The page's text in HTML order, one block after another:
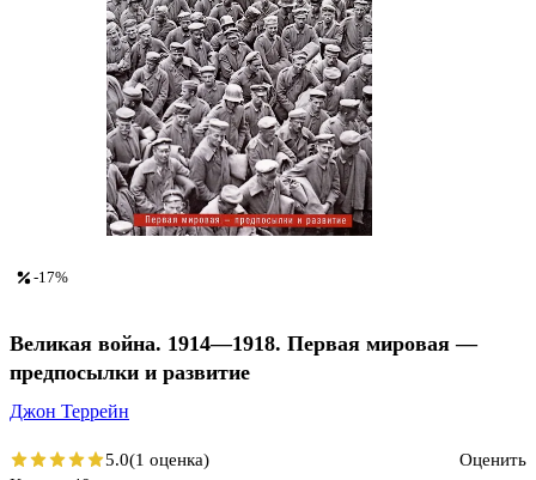
-17%
Великая война. 1914—1918. Первая мировая —
предпосылки и развитие
Джон Террейн
5.0(1 оценка)
Оценить